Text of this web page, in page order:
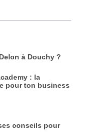
à Douchy ?
: la
pour ton business
conseils pour